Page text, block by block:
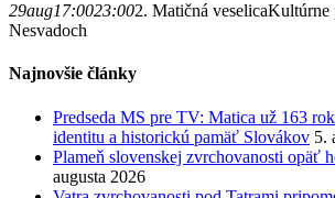
29aug17:0023:002. Matičná veselicaKultúrne
Nesvadoch
Najnovšie články
Predseda MS pre TV: Matica už 163
identitu a historickú pamäť Slovákov 5.
Plameň slovenskej zvrchovanosti opäť
augusta 2026